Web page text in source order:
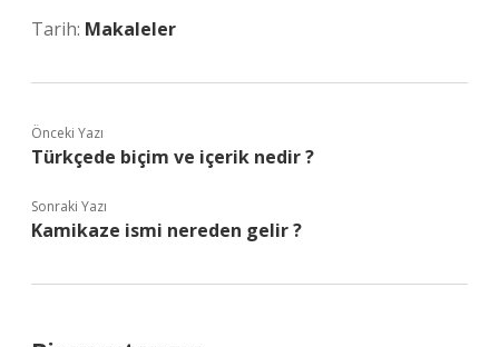
Tarih: Makaleler
Önceki Yazı
Türkçede biçim ve içerik nedir ?
Sonraki Yazı
Kamikaze ismi nereden gelir ?